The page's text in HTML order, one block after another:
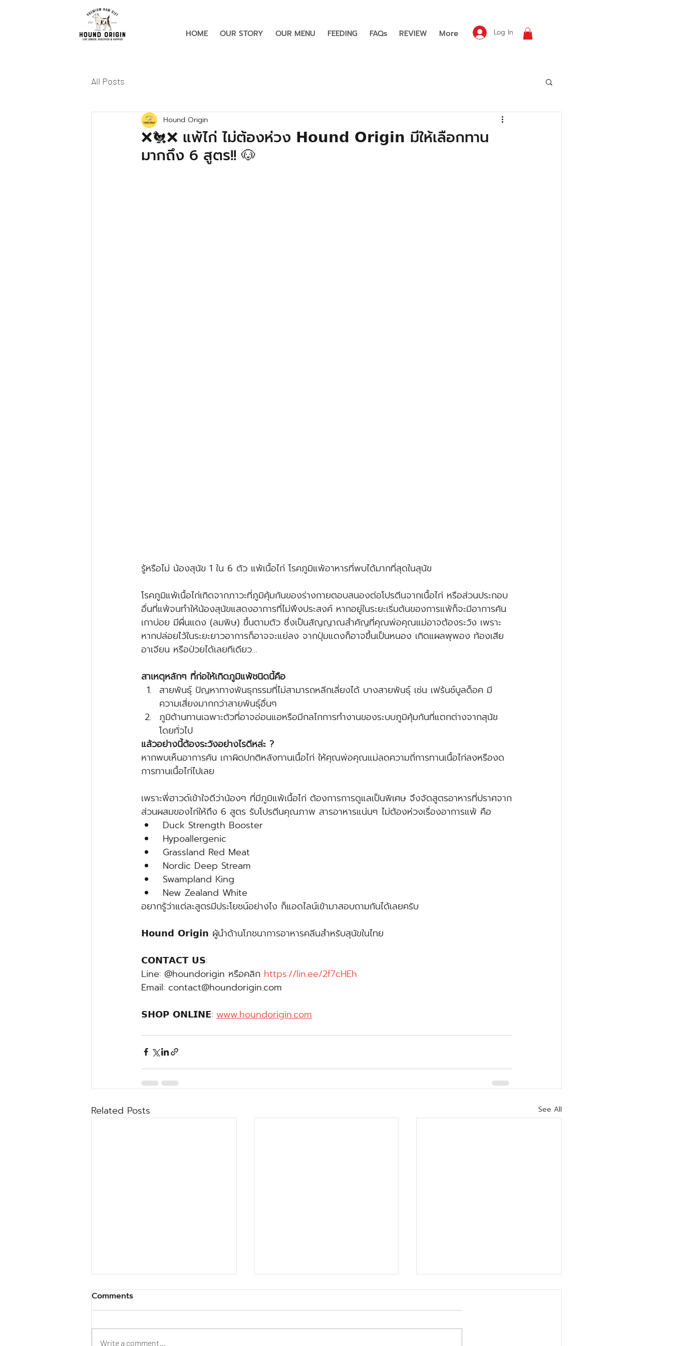
HOME OUR STORY OUR MENU FEEDING FAQs REVIEW More Log In
All Posts
❌🐔❌ แพ้ไก่ ไม่ต้องห่วง 𝗛𝗼𝘂𝗻𝗱 𝗢𝗿𝗶𝗴𝗶𝗻 มีให้เลือกทาน
มากถึง 6 สูตร!! 🐶
Hound Origin
รู้หรือไม่ น้องสุนัข 1 ใน 6 ตัว แพ้เนื้อไก่ โรคภูมิแพ้อาหารที่พบได้มากที่สุดในสุนัข
โรคภูมิแพ้เนื้อไก่เกิดจากภาวะที่ภูมิคุ้มกันของร่างกายตอบสนองต่อโปรตีนจากเนื้อไก่ หรือส่วนประกอบ
อื่นที่แพ้จนทำให้น้องสุนัขแสดงอาการที่ไม่พึงประสงค์ หากอยู่ในระยะเริ่มต้นของการแพ้ก็จะมีอาการคัน
เกาบ่อย มีผื่นแดง (ลมพิษ) ขึ้นตามตัว ซึ่งเป็นสัญญาณสำคัญที่คุณพ่อคุณแม่อาจต้องระวัง เพราะ
หากปล่อยไว้ในระยะยาวอาการก็อาจจะแย่ลง จากปุ่มแดงก็อาจขึ้นเป็นหนอง เกิดแผลพุพอง ท้องเสีย
อาเจียน หรือป่วยได้เลยทีเดียว…
สาเหตุหลักๆ ที่ก่อให้เกิดภูมิแพ้ชนิดนี้คือ
สายพันธุ์ ปัญหาทางพันธุกรรมที่ไม่สามารถหลีกเลี่ยงได้ บางสายพันธุ์ เช่น เฟร้นช์บูลด็อค มี
ความเสี่ยงมากกว่าสายพันธุ์อื่นๆ
ภูมิต้านทานเฉพาะตัวที่อาจอ่อนแอหรือมีกลไกการทำงานของระบบภูมิคุ้มกันที่แตกต่างจากสุนัข
โดยทั่วไป
แล้วอย่างนี้ต้องระวังอย่างไรดีหล่ะ ?
หากพบเห็นอาการคัน เกาผิดปกติหลังทานเนื้อไก่ ให้คุณพ่อคุณแม่ลดความถี่การทานเนื้อไก่ลงหรืองด
การทานเนื้อไก่ไปเลย
เพราะพี่ฮาวด์เข้าใจดีว่าน้องๆ ที่มีภูมิแพ้เนื้อไก่ ต้องการการดูแลเป็นพิเศษ จึงจัดสูตรอาหารที่ปราศจาก
ส่วนผสมของไก่ให้ถึง 6 สูตร รับโปรตีนคุณภาพ สารอาหารแน่นๆ ไม่ต้องห่วงเรื่องอาการแพ้ คือ
Duck Strength Booster
Hypoallergenic
Grassland Red Meat
Nordic Deep Stream
Swampland King
New Zealand White
อยากรู้ว่าแต่ละสูตรมีประโยชน์อย่างไง ก็แอดไลน์เข้ามาสอบถามกันได้เลยครับ
𝗛𝗼𝘂𝗻𝗱 𝗢𝗿𝗶𝗴𝗶𝗻 ผู้นำด้านโภชนาการอาหารคลีนสำหรับสุนัขในไทย
𝗖𝗢𝗡𝗧𝗔𝗖𝗧 𝗨𝗦:
Line: @houndorigin หรือคลิก https://lin.ee/2f7cHEh
Email: contact@houndorigin.com
𝗦𝗛𝗢𝗣 𝗢𝗡𝗟𝗜𝗡𝗘: www.houndorigin.com
Related Posts See All
Comments
Write a comment...